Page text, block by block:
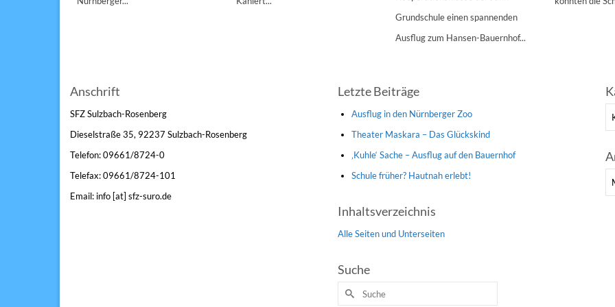
Grundschule einen spannenden
Ausflug zum Hansen-Bauernhof...
Anschrift
SFZ Sulzbach-Rosenberg
Dieselstraße 35, 92237 Sulzbach-Rosenberg
Telefon: 09661/8724-0
Telefax: 09661/8724-101
Email: info [at] sfz-suro.de
Letzte Beiträge
Ausflug in den Nürnberger Zoo
Theater Maskara – Das Glückskind
‚Kuhle‘ Sache – Ausflug auf den Bauernhof
Schule früher? Hautnah erlebt!
Inhaltsverzeichnis
Alle Seiten und Unterseiten
Suche
Suche